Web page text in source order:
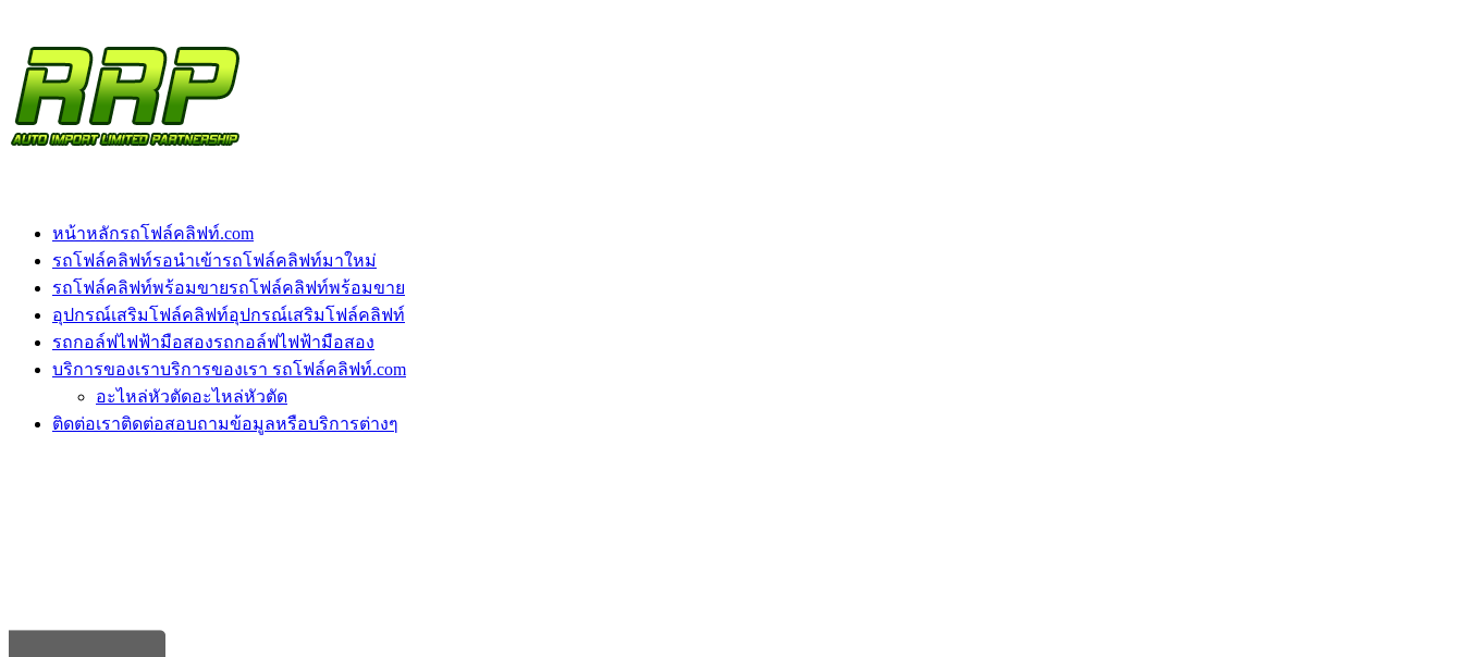
หน้าหลักรถโฟล์คลิฟท์.com
รถโฟล์คลิฟท์รอนำเข้ารถโฟล์คลิฟท์มาใหม่
รถโฟล์คลิฟท์พร้อมขายรถโฟล์คลิฟท์พร้อมขาย
อุปกรณ์เสริมโฟล์คลิฟท์อุปกรณ์เสริมโฟล์คลิฟท์
รถกอล์ฟไฟฟ้ามือสองรถกอล์ฟไฟฟ้ามือสอง
บริการของเราบริการของเรา รถโฟล์คลิฟท์.com
อะไหล่หัวตัดอะไหล่หัวตัด
ติดต่อเราติดต่อสอบถามข้อมูลหรือบริการต่างๆ